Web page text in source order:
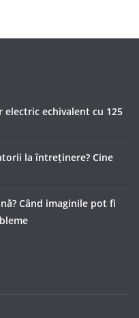
electric echivalent cu 125
la întreținere? Cine
Când imaginile pot fi